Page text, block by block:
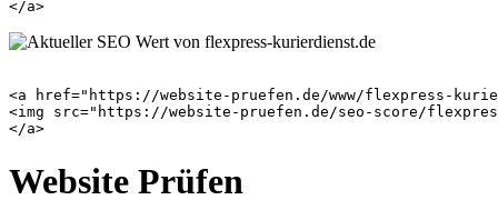
<a href="https://website-pruefen.de/www/flexpress-
<img src="https://website-pruefen.de/seo-score/
Website Prüfen